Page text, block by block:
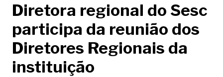
Diretora regional do Sesc
participa da reunião dos
Diretores Regionais da
instituição